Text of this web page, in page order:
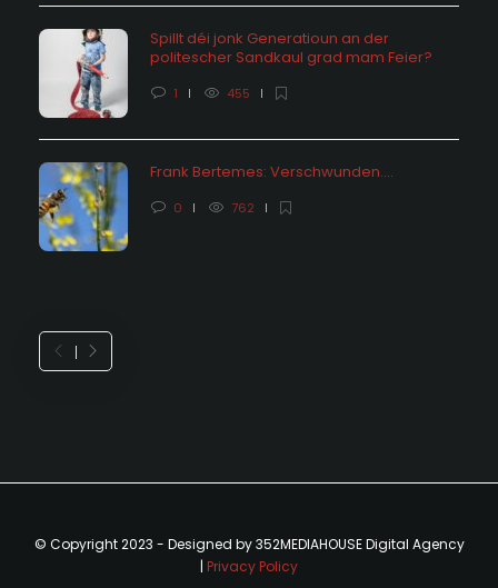
Spillt déi jonk Generatioun an der
politescher Sandkaul grad mam Feier?
1 455
Frank Bertemes: Verschwunden….
0 762
© Copyright 2023 - Designed by 352MEDIAHOUSE Digital Agency
| Privacy Policy